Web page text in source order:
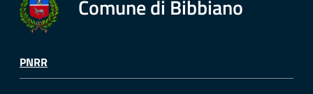
Comune di Bibbiano
PNRR